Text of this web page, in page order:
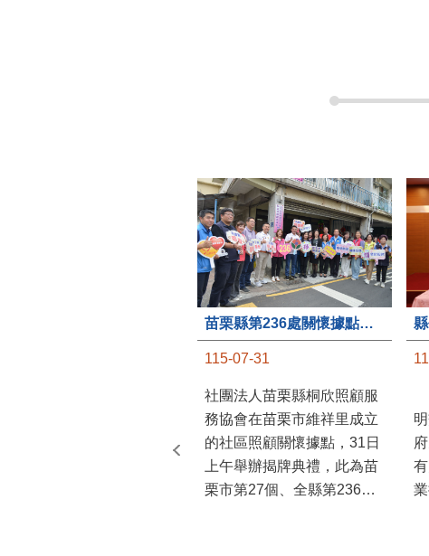
苗栗縣第236處關懷據點在苗栗市維祥里揭牌
115-07-31
社團法人苗栗縣桐欣照顧服
務協會在苗栗市維祥里成立
的社區照顧關懷據點，31日
上午舉辦揭牌典禮，此為苗
栗市第27個、全縣第236處